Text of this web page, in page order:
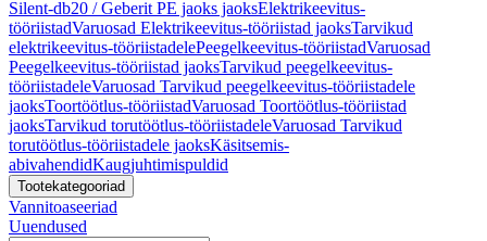
Silent-db20 / Geberit PE jaoks jaoksElektrikeevitus-
tööriistadVaruosad Elektrikeevitus-tööriistad jaoksTarvikud
elektrikeevitus-tööriistadelePeegelkeevitus-tööriistadVaruosad
Peegelkeevitus-tööriistad jaoksTarvikud peegelkeevitus-
tööriistadeleVaruosad Tarvikud peegelkeevitus-tööriistadele
jaoksToortöötlus-tööriistadVaruosad Toortöötlus-tööriistad
jaoksTarvikud torutöötlus-tööriistadeleVaruosad Tarvikud
torutöötlus-tööriistadele jaoksKäsitsemis-
abivahendidKaugjuhtimispuldid
Tootekategooriad
Vannitoaseeriad
Uuendused